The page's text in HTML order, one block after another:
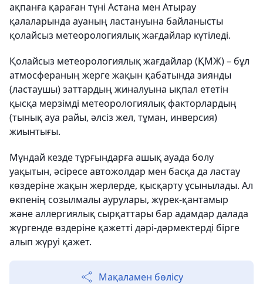
ақпанға қараған түні Астана мен Атырау
қалаларында ауаның ластануына байланысты
қолайсыз метеорологиялық жағдайлар күтіледі.
Қолайсыз метеорологиялық жағдайлар (ҚМЖ) – бұл
атмосфераның жерге жақын қабатында зиянды
(ластаушы) заттардың жиналуына ықпал ететін
қысқа мерзімді метеорологиялық факторлардың
(тынық ауа райы, әлсіз жел, тұман, инверсия)
жиынтығы.
Мұндай кезде тұрғындарға ашық ауада болу
уақытын, әсіресе автожолдар мен басқа да ластау
көздеріне жақын жерлерде, қысқарту ұсынылады. Ал
өкпенің созылмалы аурулары, жүрек-қантамыр
және аллергиялық сырқаттары бар адамдар далада
жүргенде өздеріне қажетті дәрі-дәрмектерді бірге
алып жүруі қажет.
Мақаламен бөлісу